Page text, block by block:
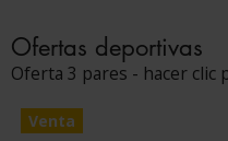
Ofertas deportivas
Oferta 3 pares - hacer clic
Venta